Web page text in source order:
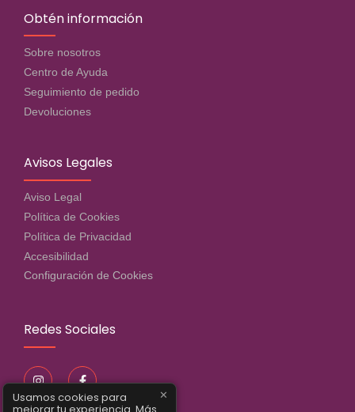
Obtén información
Sobre nosotros
Centro de Ayuda
Seguimiento de pedido
Devoluciones
Avisos Legales
Aviso Legal
Política de Cookies
Política de Privacidad
Accesibilidad
✕
Usamos cookies para
Configuración de Cookies
Redes Sociales